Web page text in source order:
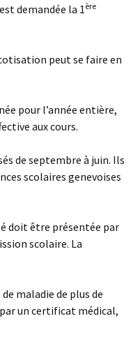
demandée la 1ère
peut se faire en
pour l’année entière,
aux cours.
de septembre à juin. Ils
scolaires genevoises
doit être présentée par
scolaire. La
maladie de plus de
un certificat médical,